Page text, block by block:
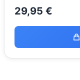
29,95 €